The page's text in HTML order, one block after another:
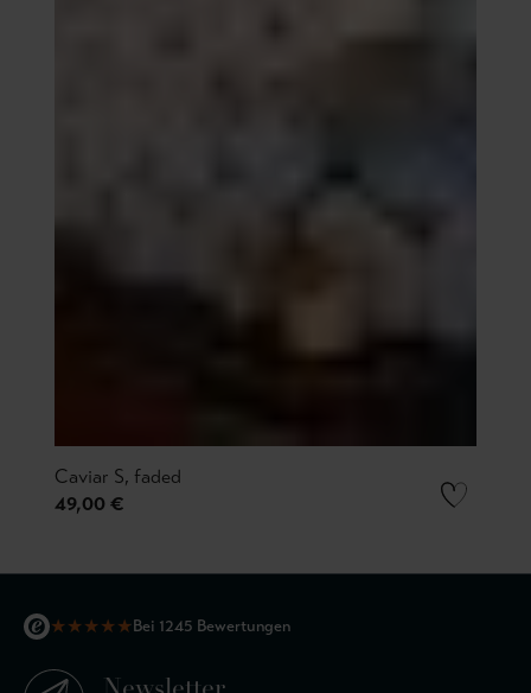
Caviar S, faded
49,00 €
★★★★★Bei 1245 Bewertungen